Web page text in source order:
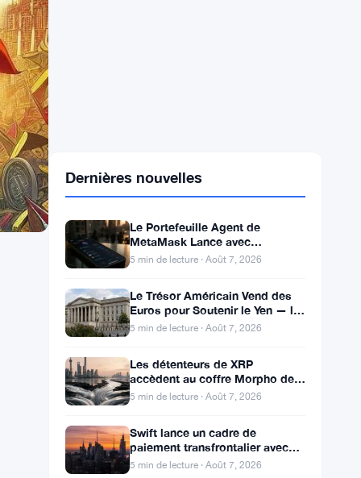
Le Portefeuille Agent de
Couverture de Pertes de 10 000
$ et Modes de Trading Doubles
5 min de lecture · Août 7, 2026
Le Trésor Américain Vend des